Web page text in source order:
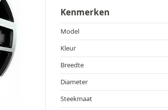
Kenmerken
Model
Kleur
Breedte
Diameter
Steekmaat